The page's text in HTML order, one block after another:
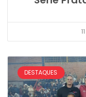
DESTAQUES